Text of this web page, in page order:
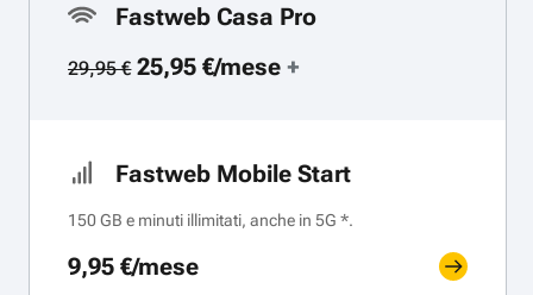
Fastweb Casa Pro
29,95 €25,95 €/mese+
Fastweb Mobile Start
150 GB e minuti illimitati, anche in 5G *.
9,95 €/mese